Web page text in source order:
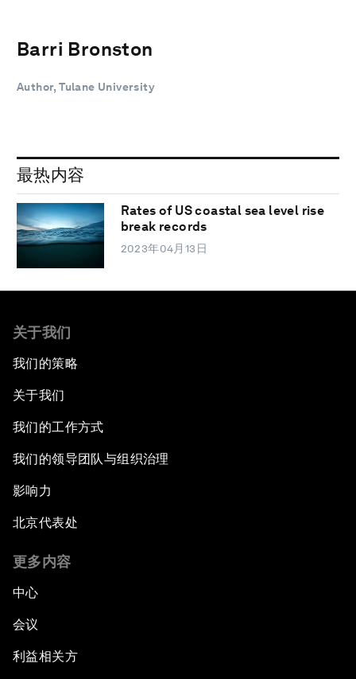
Barri Bronston
Author, Tulane University
最热内容
Rates of US coastal sea level rise
break records
2023年04月13日
关于我们
我们的策略
关于我们
我们的工作方式
我们的领导团队与组织治理
影响力
北京代表处
更多内容
中心
会议
利益相关方